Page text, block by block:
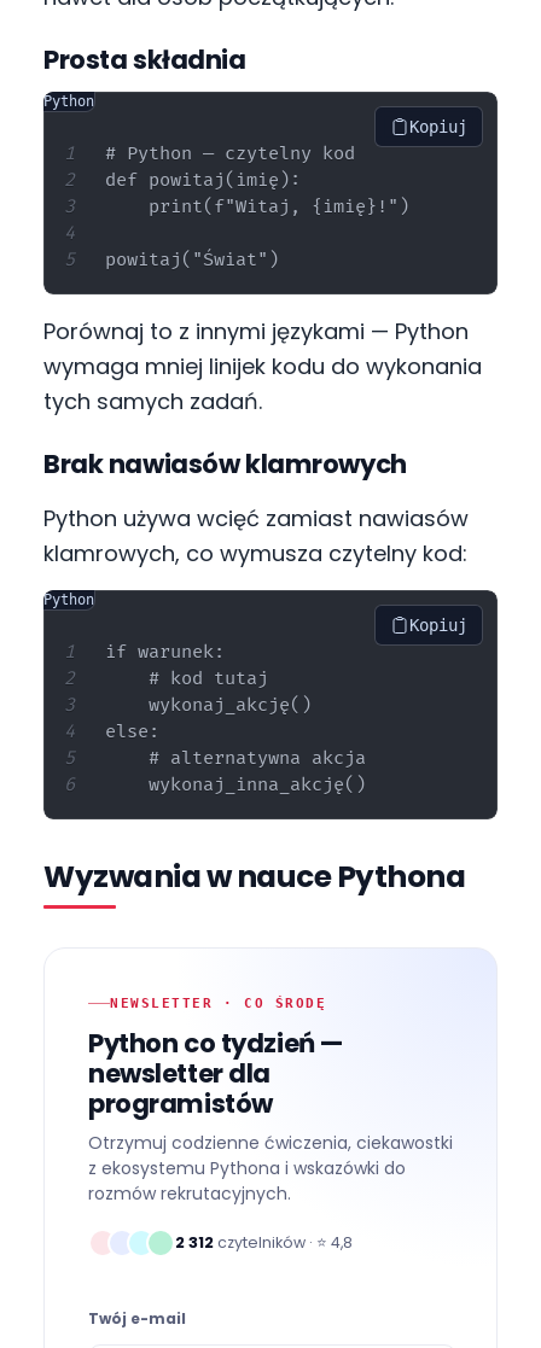
Prosta składnia
Python
Kopiuj
# Python — czytelny kod
def powitaj(imię):
    print(f"Witaj, {imię}!")
Porównaj to z innymi językami — Python
wymaga mniej linijek kodu do wykonania
tych samych zadań.
Brak nawiasów klamrowych
Python używa wcięć zamiast nawiasów
klamrowych, co wymusza czytelny kod:
Python
Kopiuj
if warunek:
    # kod tutaj
    wykonaj_akcję()
else:
    # alternatywna akcja
Wyzwania w nauce Pythona
NEWSLETTER · CO ŚRODĘ
Python co tydzień —
newsletter dla
programistów
Otrzymuj codzienne ćwiczenia, ciekawostki
z ekosystemu Pythona i wskazówki do
rozmów rekrutacyjnych.
2 312czytelników · ⭐ 4,8
Twój e-mail